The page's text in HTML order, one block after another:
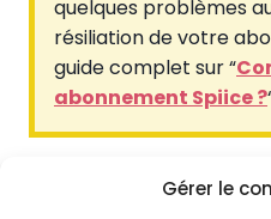
Gérer le
quelques problèmes
résiliation de votre
guide complet sur “
abonnement Spiice ?
DÉBLOQUER